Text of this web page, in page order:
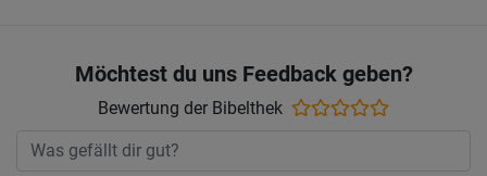
Möchtest du uns Feedback geben?
Bewertung der Bibelthek